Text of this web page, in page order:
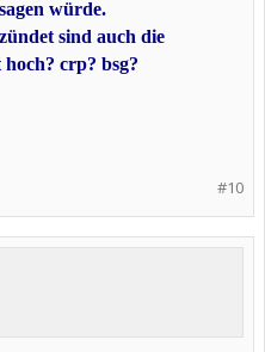
würde.
sind auch die
crp? bsg?
#10